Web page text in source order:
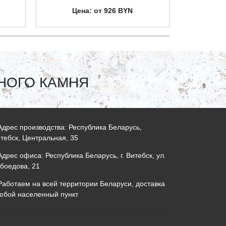
Цена: от 926 BYN
КАМНЯ
производства: Республика Беларусь,
Центральная, 35
офиса: Республика Беларусь, г. Витебск, ул.
21
на всей территории Беларуси, доставка
населенный пункт